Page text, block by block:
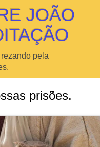
JOÃO
pela
prisões.